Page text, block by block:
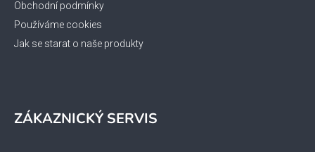
Obchodní podmínky
Používáme cookies
Jak se starat o naše produkty
ZÁKAZNICKÝ SERVIS